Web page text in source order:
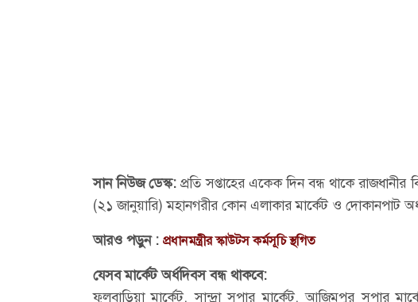
সান নিউজ ডেস্ক:প্রতি সপ্তাহের একেক দিন বন্ধ থাকে
(২১ জানুয়ারি) মহানগরীর কোন এলাকার মার্কেট ও দোকানপাট
আরও পড়ুন : প্রধানমন্ত্রীর স্কাউটস কর্মসূচি স্থগিত
যেসব মার্কেট অর্ধদিবস বন্ধ থাকবে:
ফুলবাড়িয়া মার্কেট, সান্দ্রা সুপার মার্কেট, আজিমপুর সুপার